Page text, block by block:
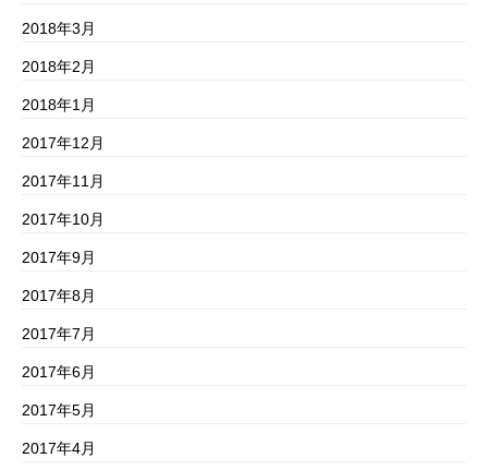
2018年3月
2018年2月
2018年1月
2017年12月
2017年11月
2017年10月
2017年9月
2017年8月
2017年7月
2017年6月
2017年5月
2017年4月